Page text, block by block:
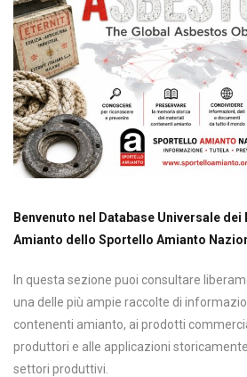
Benvenuto nel Database Universale
Amianto dello Sportello Amianto
In questa sezione puoi consultare
una delle più ampie raccolte di
contenenti amianto, ai prodotti
produttori e alle applicazioni
settori produttivi.